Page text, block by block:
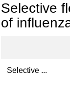
Selective
of
Selective ...